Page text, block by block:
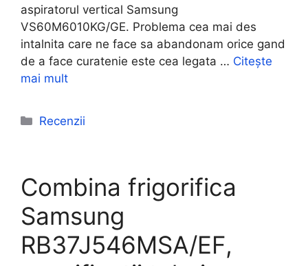
aspiratorul vertical Samsung
VS60M6010KG/GE. Problema cea mai des
intalnita care ne face sa abandonam orice gand
de a face curatenie este cea legata … Citește
mai mult
Categorii
Recenzii
Combina frigorifica
Samsung
RB37J546MSA/EF,